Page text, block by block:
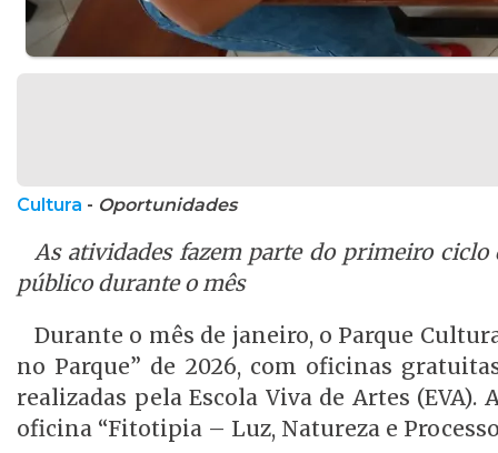
Cultura - Oportunidades
As atividades fazem parte do primeiro ciclo
público durante o mês
Durante o mês de janeiro, o Parque
no Parque” de 2026, com oficinas
realizadas pela Escola Viva de Artes
oficina “Fitotipia – Luz, Natureza e